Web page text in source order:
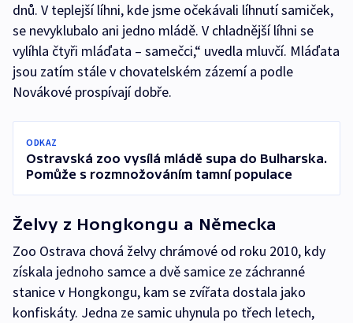
dnů. V teplejší líhni, kde jsme očekávali líhnutí samiček,
se nevyklubalo ani jedno mládě. V chladnější líhni se
vylíhla čtyři mláďata – samečci,“ uvedla mluvčí. Mláďata
jsou zatím stále v chovatelském zázemí a podle
Novákové prospívají dobře.
ODKAZ
Ostravská zoo vysílá mládě supa do Bulharska.
Pomůže s rozmnožováním tamní populace
Želvy z Hongkongu a Německa
Zoo Ostrava chová želvy chrámové od roku 2010, kdy
získala jednoho samce a dvě samice ze záchranné
stanice v Hongkongu, kam se zvířata dostala jako
konfiskáty. Jedna ze samic uhynula po třech letech,